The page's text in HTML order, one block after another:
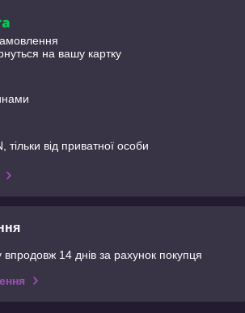
на вашу картку
від приватної особи
14 днів за рахунок покупця